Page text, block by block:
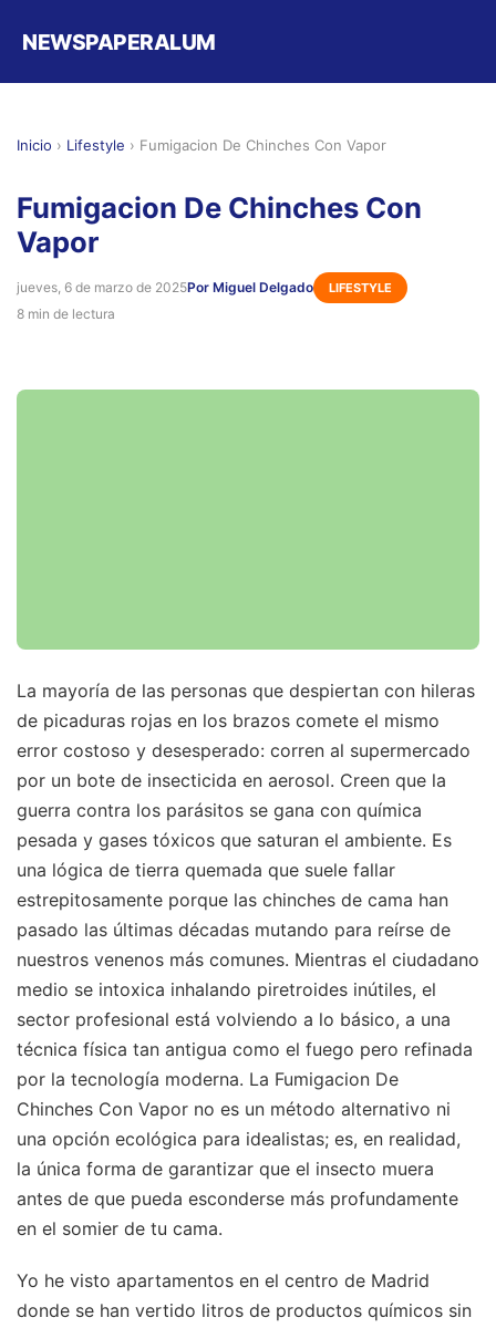
NEWSPAPERALUM
Inicio › Lifestyle › Fumigacion De Chinches Con Vapor
Fumigacion De Chinches Con
Vapor
jueves, 6 de marzo de 2025Por Miguel Delgado LIFESTYLE
8 min de lectura
La mayoría de las personas que despiertan con hileras
de picaduras rojas en los brazos comete el mismo
error costoso y desesperado: corren al supermercado
por un bote de insecticida en aerosol. Creen que la
guerra contra los parásitos se gana con química
pesada y gases tóxicos que saturan el ambiente. Es
una lógica de tierra quemada que suele fallar
estrepitosamente porque las chinches de cama han
pasado las últimas décadas mutando para reírse de
nuestros venenos más comunes. Mientras el ciudadano
medio se intoxica inhalando piretroides inútiles, el
sector profesional está volviendo a lo básico, a una
técnica física tan antigua como el fuego pero refinada
por la tecnología moderna. La Fumigacion De
Chinches Con Vapor no es un método alternativo ni
una opción ecológica para idealistas; es, en realidad,
la única forma de garantizar que el insecto muera
antes de que pueda esconderse más profundamente
en el somier de tu cama.
Yo he visto apartamentos en el centro de Madrid
donde se han vertido litros de productos químicos sin